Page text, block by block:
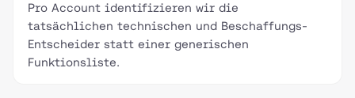
Pro Account identifizieren wir die
tatsächlichen technischen und Beschaffungs-
Entscheider statt einer generischen
Funktionsliste.